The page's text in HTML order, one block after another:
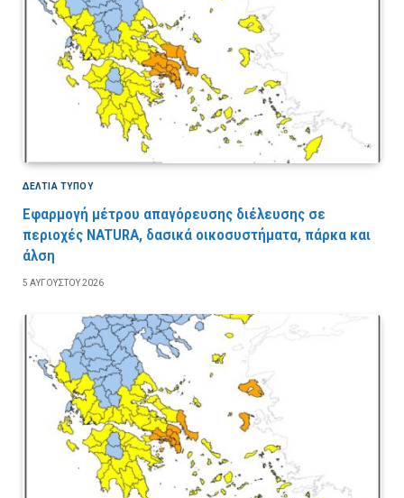
ΔΕΛΤΙΑ ΤΥΠΟΥ
Εφαρμογή μέτρου απαγόρευσης διέλευσης σε
περιοχές NATURA, δασικά οικοσυστήματα, πάρκα και
άλση
5 ΑΥΓΟΎΣΤΟΥ 2026